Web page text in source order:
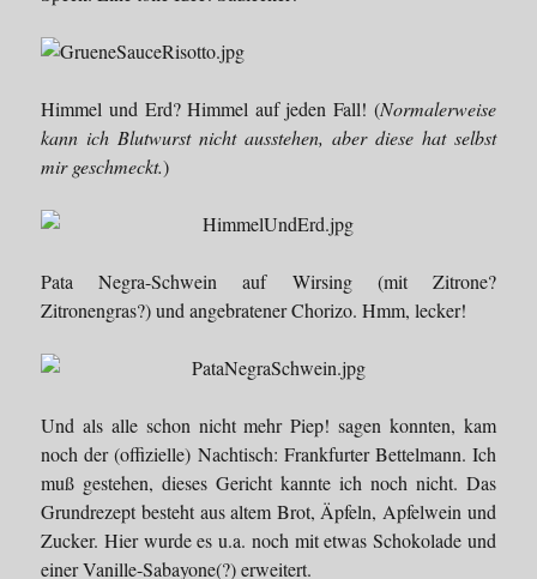
Himmel und Erd? Himmel auf jeden Fall! (Normalerweise
kann ich Blutwurst nicht ausstehen, aber diese hat selbst
mir geschmeckt.)
Pata Negra-Schwein auf Wirsing (mit Zitrone?
Zitronengras?) und angebratener Chorizo. Hmm, lecker!
Und als alle schon nicht mehr Piep! sagen konnten, kam
noch der (offizielle) Nachtisch: Frankfurter Bettelmann. Ich
muß gestehen, dieses Gericht kannte ich noch nicht. Das
Grundrezept besteht aus altem Brot, Äpfeln, Apfelwein und
Zucker. Hier wurde es u.a. noch mit etwas Schokolade und
einer Vanille-Sabayone(?) erweitert.